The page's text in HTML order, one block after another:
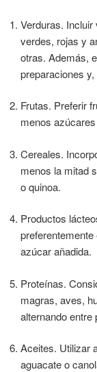
Verduras.
verdes, rojas y
otras. Además,
preparaciones
Frutas. Preferir
menos
Cereales.
menos la mitad
o quinoa.
Productos
azúcar añadida.
Proteínas.
magras, aves,
alternando
Aceites. Utilizar
aguacate o